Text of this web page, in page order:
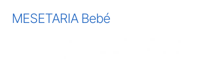
MESETARIA Bebé